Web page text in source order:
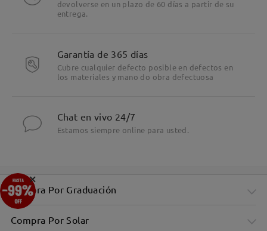
devolverse en un plazo de 60 días a partir de su
entrega.
Garantía de 365 días
Cubre cualquier defecto posible en defectos en
los materiales y mano do obra defectuosa
Chat en vivo 24/7
Estamos siempre online para usted.
Compra Por Graduación
Compra Por Solar
×